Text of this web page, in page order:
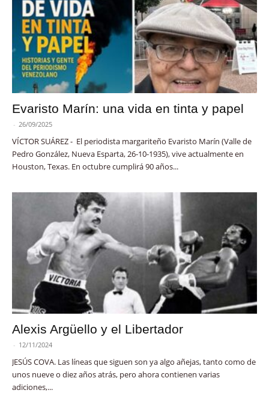
Evaristo Marín: una vida en tinta y papel
- 26/09/2025
VÍCTOR SUÁREZ - El periodista margariteño Evaristo Marín (Valle de
Pedro González, Nueva Esparta, 26-10-1935), vive actualmente en
Houston, Texas. En octubre cumplirá 90 años...
Alexis Argüello y el Libertador
- 12/11/2024
JESÚS COVA. Las líneas que siguen son ya algo añejas, tanto como de
unos nueve o diez años atrás, pero ahora contienen varias
adiciones,...